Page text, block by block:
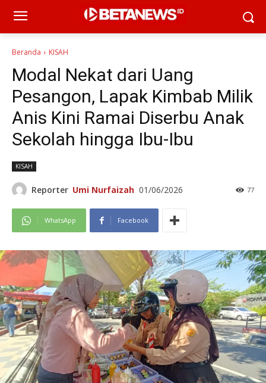
Beranda KISAH
Modal Nekat dari Uang
Pesangon, Lapak Kimbab Milik
Anis Kini Ramai Diserbu Anak
Sekolah hingga Ibu-Ibu
KISAH
Reporter Umi Nurfaizah 01/06/2026 77
WhatsApp Facebook